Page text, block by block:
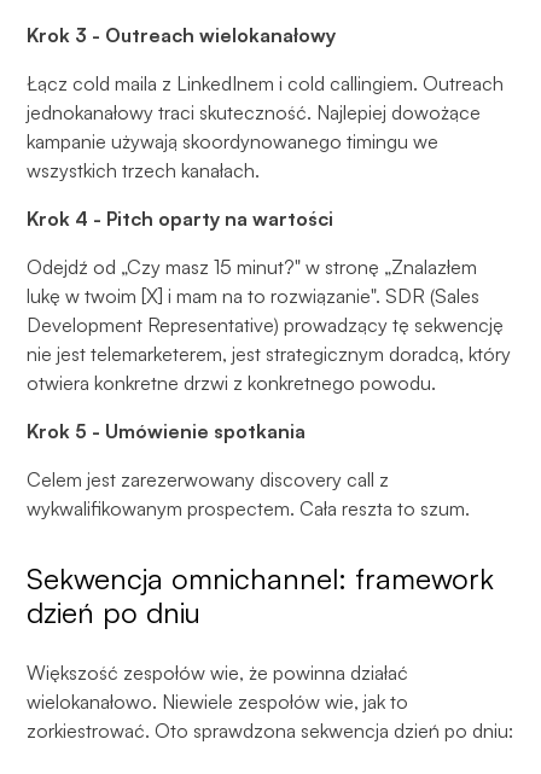
Krok 3 - Outreach wielokanałowy
Łącz cold maila z LinkedInem i cold callingiem. Outreach
jednokanałowy traci skuteczność. Najlepiej dowożące
kampanie używają skoordynowanego timingu we
wszystkich trzech kanałach.
Krok 4 - Pitch oparty na wartości
Odejdź od „Czy masz 15 minut?" w stronę „Znalazłem
lukę w twoim [X] i mam na to rozwiązanie". SDR (Sales
Development Representative) prowadzący tę sekwencję
nie jest telemarketerem, jest strategicznym doradcą, który
otwiera konkretne drzwi z konkretnego powodu.
Krok 5 - Umówienie spotkania
Celem jest zarezerwowany discovery call z
wykwalifikowanym prospectem. Cała reszta to szum.
Sekwencja omnichannel: framework
dzień po dniu
Większość zespołów wie, że powinna działać
wielokanałowo. Niewiele zespołów wie, jak to
zorkiestrować. Oto sprawdzona sekwencja dzień po dniu: